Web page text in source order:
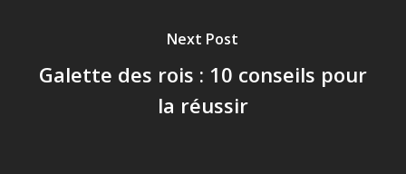
Next Post
Galette des rois : 10 conseils pour
la réussir